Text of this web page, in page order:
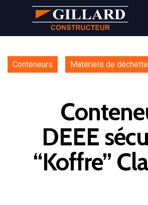
Appuyer sur Entrer ou ESC
Conteneurs Matériels de
DEEE
“Koffre”